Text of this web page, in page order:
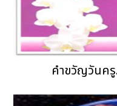
คำขวัญวันค